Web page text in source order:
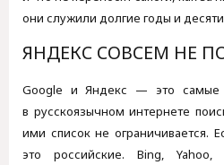
они служили долгие годы и
ЯНДЕКС СОВСЕМ НЕ
Google и Яндекс — это самые
в русскоязычном интернете
ими список не ограничивается.
это российские. Bing, Yahoo,